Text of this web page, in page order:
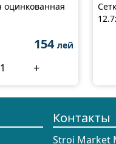
оцинкованная
154 лей
+
Контакты
Stroi Market